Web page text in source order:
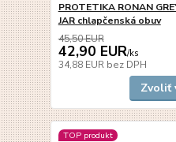
PROTETIKA RONAN
JAR chlapčenská obuv
45,50 EUR
42,90 EUR/ks
34,88 EUR bez DPH
Zvoliť
TOP produkt